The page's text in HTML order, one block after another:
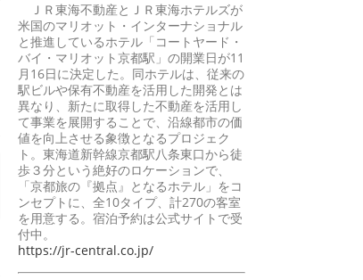
ＪＲ東海不動産とＪＲ東海ホテルズが
米国のマリオット・インターナショナル
と推進しているホテル「コートヤード・
バイ・マリオット京都駅」の開業日が11
月16日に決定した。同ホテルは、従来の
駅ビルや保有不動産を活用した開発とは
異なり、新たに取得した不動産を活用し
て事業を展開することで、沿線都市の価
値を向上させる象徴となるプロジェク
ト。東海道新幹線京都駅八条東口から徒
歩３分という絶好のロケーションで、
「京都旅の『拠点』となるホテル」をコ
ンセプトに、全10タイプ、計270の客室
を用意する。宿泊予約は公式サイトで受
付中。
https://jr-central.co.jp/